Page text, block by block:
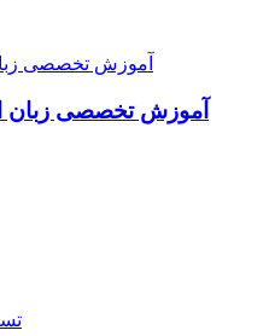
آموزش تخصصی زبان